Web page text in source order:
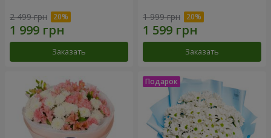
2 499 грн
Заказать
1 999 грн
Заказать